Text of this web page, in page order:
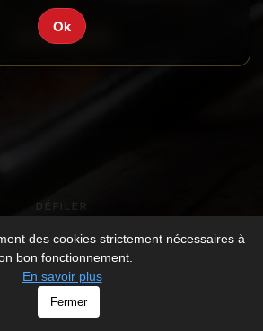
Ok
CONNEXION
DÉFILER
des cookies strictement nécessaires à
bon fonctionnement.
En savoir plus
Fermer
rights Reserved -